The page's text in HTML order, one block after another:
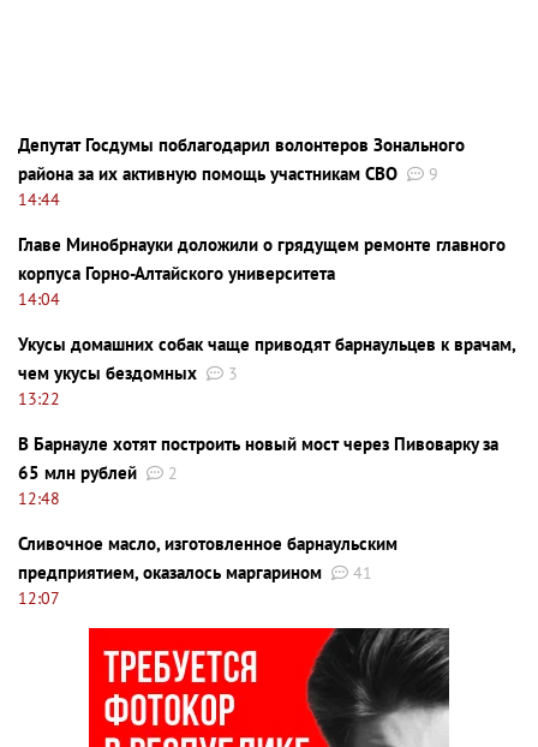
Депутат Госдумы поблагодарил волонтеров Зонального
района за их активную помощь участникам СВО
9
14:44
Главе Минобрнауки доложили о грядущем ремонте главного
корпуса Горно-Алтайского университета
14:04
Укусы домашних собак чаще приводят барнаульцев к врачам,
чем укусы бездомных
3
13:22
В Барнауле хотят построить новый мост через Пивоварку за
65 млн рублей
2
12:48
Сливочное масло, изготовленное барнаульским
предприятием, оказалось маргарином
41
12:07